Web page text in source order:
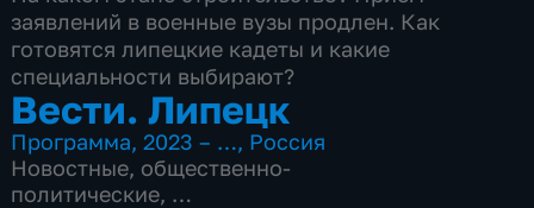
заявлений в военные вузы продлен. Как
готовятся липецкие кадеты и какие
специальности выбирают?
Вести. Липецк
Программа,2023 – …, Россия
Новостные, общественно-
политические,